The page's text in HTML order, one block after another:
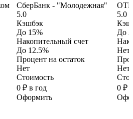
СберБанк - "Молодежная"
5.0
Кэшбэк
До 15%
Накопительный счет
До 12.5%
Процент на остаток
Нет
Стоимость
0 ₽ в год
Оформить
ОТП
5.0
До
Нет
Нет
0 ₽